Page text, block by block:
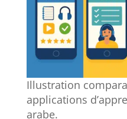
Illustration
applications
arabe.